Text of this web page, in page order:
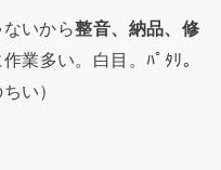
いから整音、納品、修
業多い。白目。ﾊﾟﾀﾘ。
い）